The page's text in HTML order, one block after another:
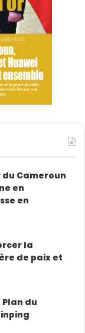
Cameroun
en
en
la
de paix et
Plan du